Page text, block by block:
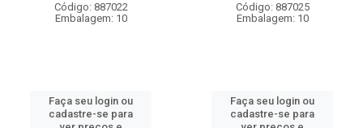
Código: 887022
Embalagem: 10
Faça seu login ou
cadastre-se para
Código: 887025
Embalagem: 10
Faça seu login ou
cadastre-se para